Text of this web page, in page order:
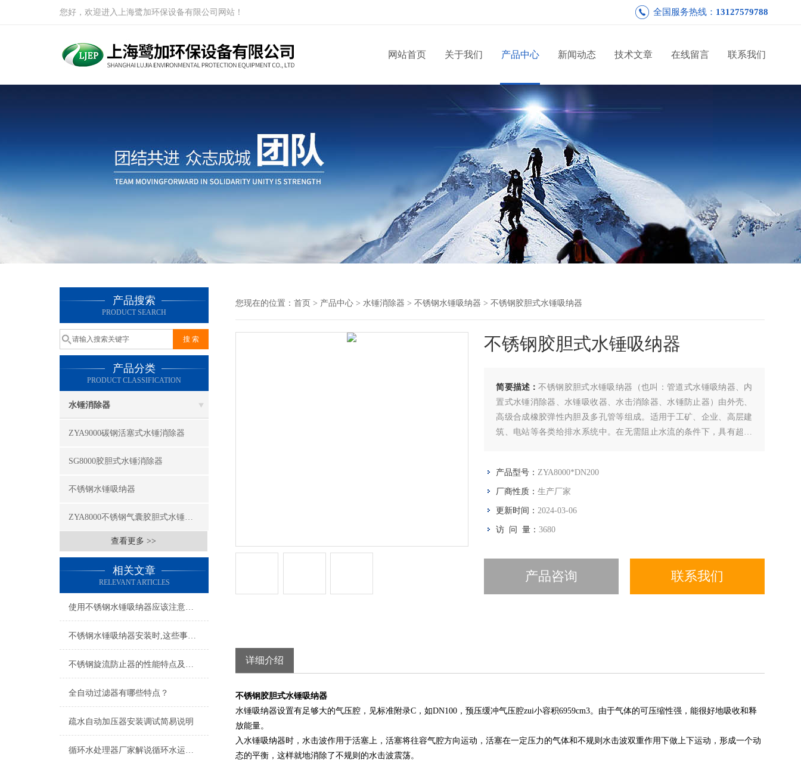
您好，欢迎进入上海鹭加环保设备有限公司网站！ 全国服务热线： 13127579788
网站首页 关于我们 产品中心 新闻动态 技术文章 在线留言 联系我们
产品搜索
PRODUCT SEARCH
产品分类
PRODUCT CLASSIFICATION
水锤消除器
ZYA9000碳钢活塞式水锤消除器
SG8000胶胆式水锤消除器
不锈钢水锤吸纳器
ZYA8000不锈钢气囊胶胆式水锤消除器
查看更多 >>
相关文章
RELEVANT ARTICLES
使用不锈钢水锤吸纳器应该注意的几个要点
不锈钢水锤吸纳器安装时,这些事项需谨记
不锈钢旋流防止器的性能特点及应用领域
全自动过滤器有哪些特点？
疏水自动加压器安装调试简易说明
循环水处理器厂家解说循环水运行中产生的问题
您现在的位置： 首页 > 产品中心 > 水锤消除器 > 不锈钢水锤吸纳器 > 不锈钢胶胆式水锤吸纳器
不锈钢胶胆式水锤吸纳器
简要描述：不锈钢胶胆式水锤吸纳器（也叫：管道式水锤吸纳器、内
置式水锤消除器、水锤吸收器、水击消除器、水锤防止器）由外壳、
高级合成橡胶弹性内胆及多孔管等组成。适用于工矿、企业、高层建
筑、电站等各类给排水系统中。在无需阻止水流的条件下，具有超卓
产品型号：ZYA8000*DN200
厂商性质：生产厂家
更新时间：2024-03-06
访 问 量：3680
产品咨询 联系我们
详细介绍
不锈钢胶胆式水锤吸纳器
水锤吸纳器设置有足够大的气压腔，见标准附录C，如DN100，预压缓冲气压腔zui小容积6959cm3。由于气体的可压缩性强，能很好地吸收和释
放能量。
入水锤吸纳器时，水击波作用于活塞上，活塞将往容气腔方向运动，活塞在一定压力的气体和不规则水击波双重作用下做上下运动，形成一个动
态的平衡，这样就地消除了不规则的水击波震荡。